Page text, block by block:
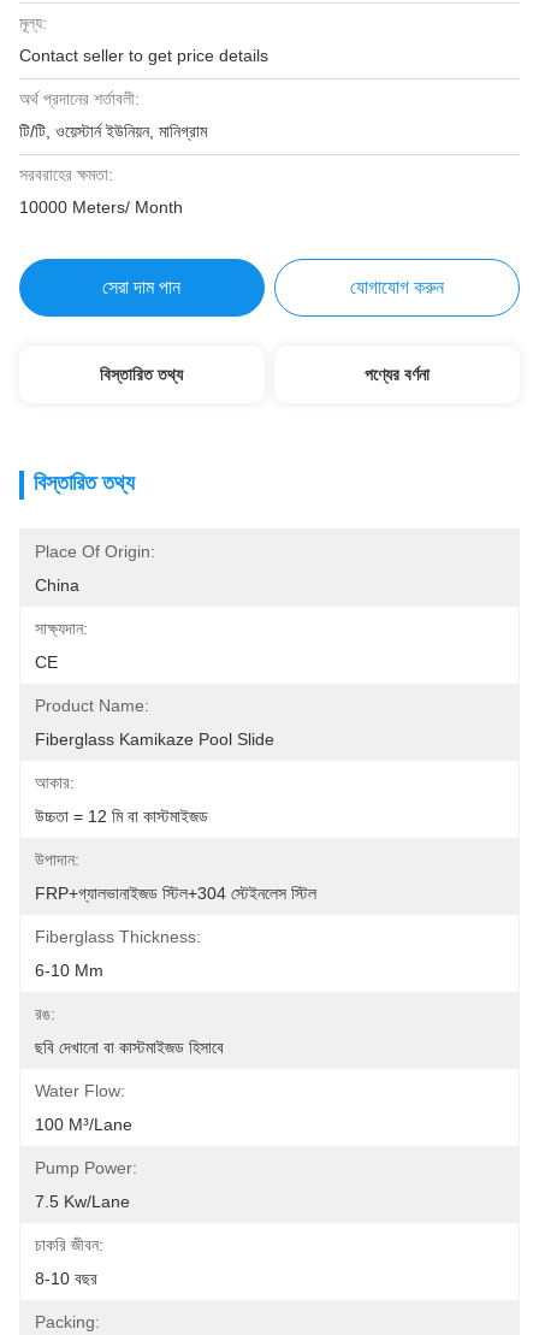
মূল্য:
Contact seller to get price details
অর্থ প্রদানের শর্তাবলী:
টি/টি, ওয়েস্টার্ন ইউনিয়ন, মানিগ্রাম
সরবরাহের ক্ষমতা:
10000 Meters/ Month
সেরা দাম পান যোগাযোগ করুন
বিস্তারিত তথ্য পণ্যের বর্ণনা
বিস্তারিত তথ্য
Place Of Origin:
China
সাক্ষ্যদান:
CE
Product Name:
Fiberglass Kamikaze Pool Slide
আকার:
উচ্চতা = 12 মি বা কাস্টমাইজড
উপাদান:
FRP+গ্যালভানাইজড স্টিল+304 স্টেইনলেস স্টিল
Fiberglass Thickness:
6-10 Mm
রঙ:
ছবি দেখানো বা কাস্টমাইজড হিসাবে
Water Flow:
100 M³/Lane
Pump Power:
7.5 Kw/Lane
চাকরি জীবন:
8-10 বছর
Packing: